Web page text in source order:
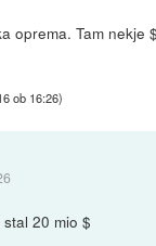
oprema. Tam nekje
ob 16:26)
20 mio $